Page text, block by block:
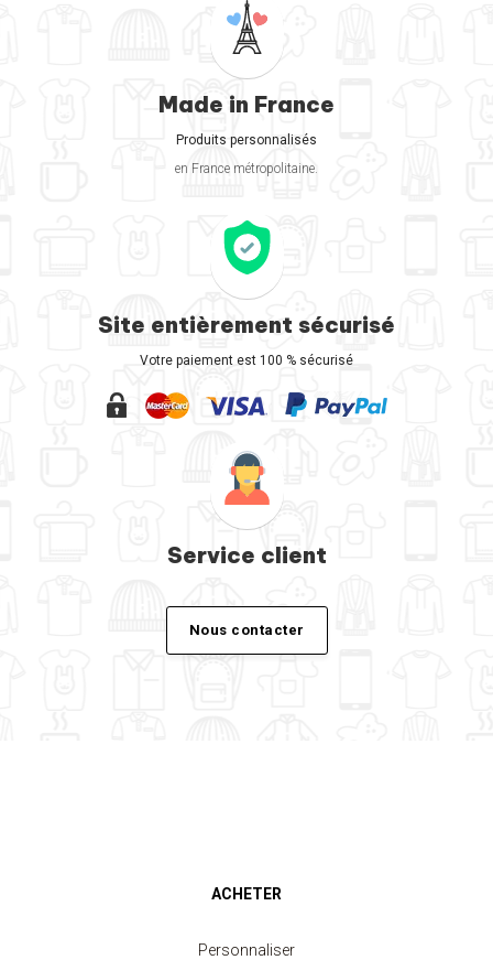
Made in France
Produits personnalisés
en France métropolitaine.
Site entièrement sécurisé
Votre paiement est 100 % sécurisé
Service client
Nous contacter
ACHETER
Personnaliser